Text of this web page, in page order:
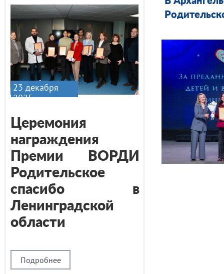
Подробнее
Церемония
награждения
Премии ВОРДИ
Родительское
спасибо в
Ленинградской
области
23 декабря
2025